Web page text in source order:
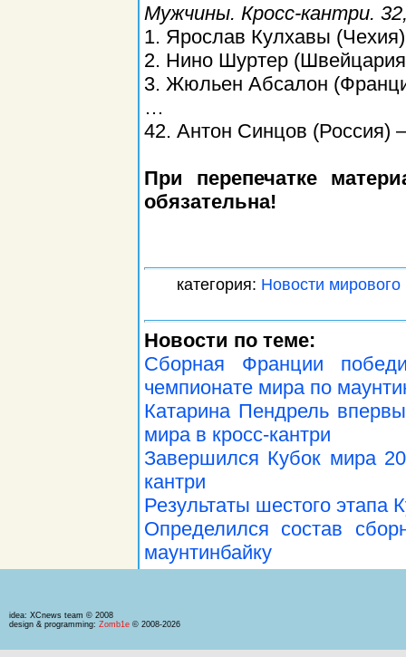
Мужчины. Кросс-кантри.
1. Ярослав Кулхавы
2. Нино Шуртер
3. Жюльен Абсалон
…
42. Антон Синцов (Россия)
При перепечатке
обязательна!
категория: Новости мирового
Новости по теме:
Сборная Франции
чемпионате мира по
Катарина Пендрель
мира в кросс-кантри
Завершился Кубок мира
кантри
Результаты шестого этапа
Определился состав
маунтинбайку
idea: XCnews team © 2008
design & programming: Zomb1e © 2008-2026